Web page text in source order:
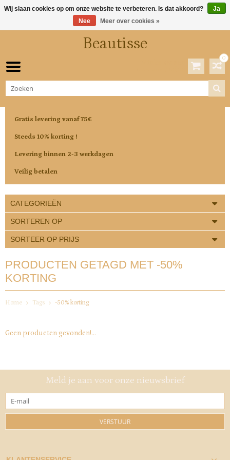
Beautisse
0
Gratis levering vanaf 75€
Steeds 10% korting !
Levering binnen 2-3 werkdagen
Veilig betalen
CATEGORIEËN
SORTEREN OP
SORTEER OP PRIJS
PRODUCTEN GETAGD MET -50%
KORTING
Home Tags -50% korting
Geen producten gevonden!...
Meld je aan voor onze nieuwsbrief
VERSTUUR
Wij slaan cookies op om onze website te verbeteren. Is dat akkoord?
Ja
Nee
Meer over cookies »